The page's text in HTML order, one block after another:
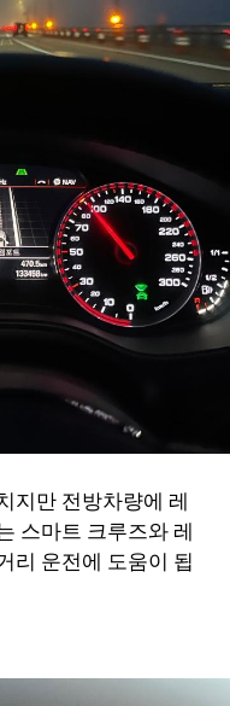
지만 전방차량에 레
스마트 크루즈와 레
리 운전에 도움이 됩